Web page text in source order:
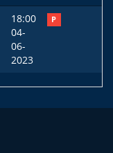
18:00
04-
06-
2023
P